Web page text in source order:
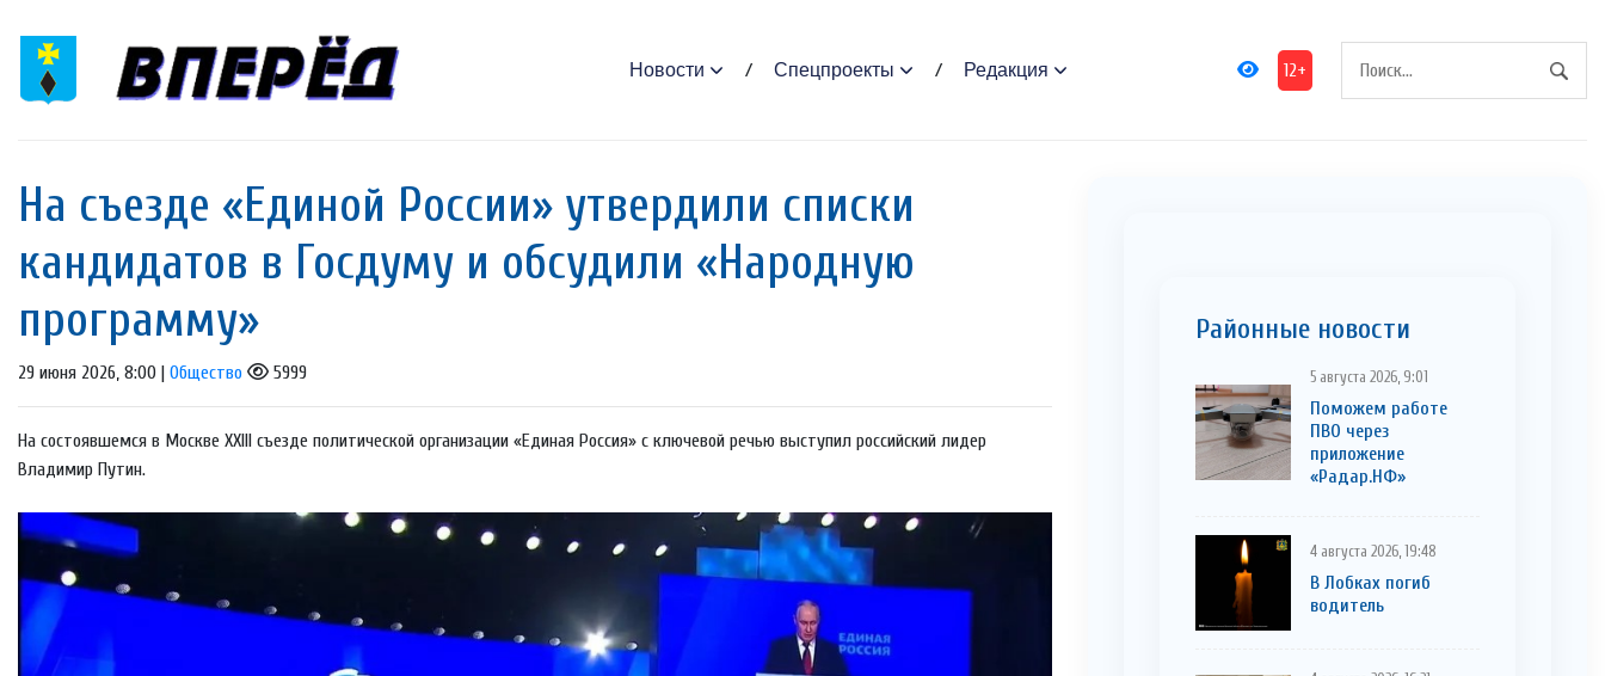
Новости Спецпроекты Редакция 12+
На съезде «Единой России» утвердили списки
кандидатов в Госдуму и обсудили «Народную
программу»
29 июня 2026, 8:00 | Общество 5999
На состоявшемся в Москве XXIII съезде политической организации «Единая Россия» с ключевой речью выступил российский лидер
Владимир Путин.
Районные новости
5 августа 2026, 9:01
Поможем работе
ПВО через
приложение
«Радар.НФ»
4 августа 2026, 19:48
В Лобках погиб
водитель